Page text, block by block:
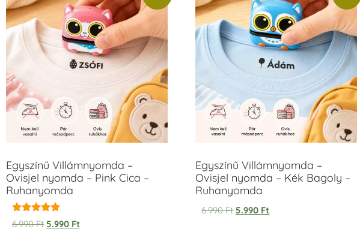
Egyszínű Villámnyomda –
Ovisjel nyomda – Pink Cica –
Ruhanyomda
Értékelés:
5.00
6.990Ft 5.990 Ft
Egyszínű Villámnyomda –
Ovisjel nyomda – Kék Bagoly –
Ruhanyomda
6.990Ft 5.990 Ft